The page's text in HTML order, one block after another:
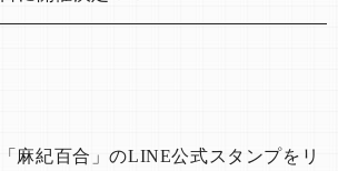
麻紀百合」のLINE公式スタンプをリ